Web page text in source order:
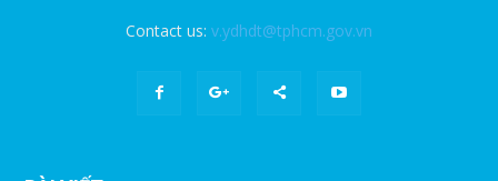
Contact us: v.ydhdt@tphcm.gov.vn